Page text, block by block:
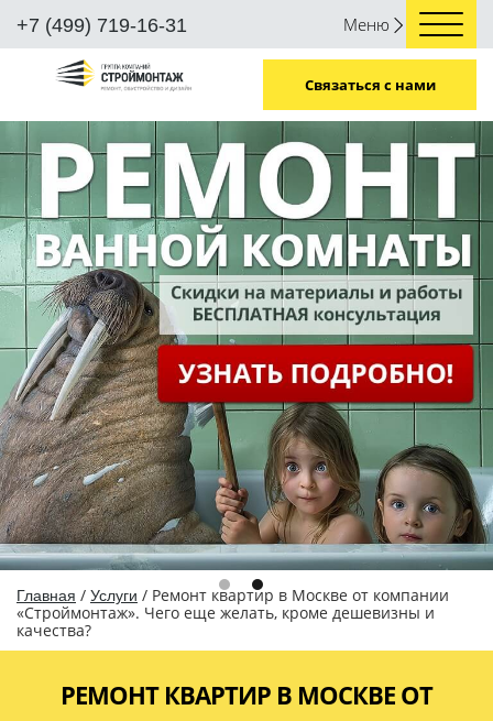
+7 (499) 719-16-31 Меню
Связаться с нами
Главная / Услуги / Ремонт квартир в Москве от компании
«Строймонтаж». Чего еще желать, кроме дешевизны и
качества?
РЕМОНТ КВАРТИР В МОСКВЕ ОТ